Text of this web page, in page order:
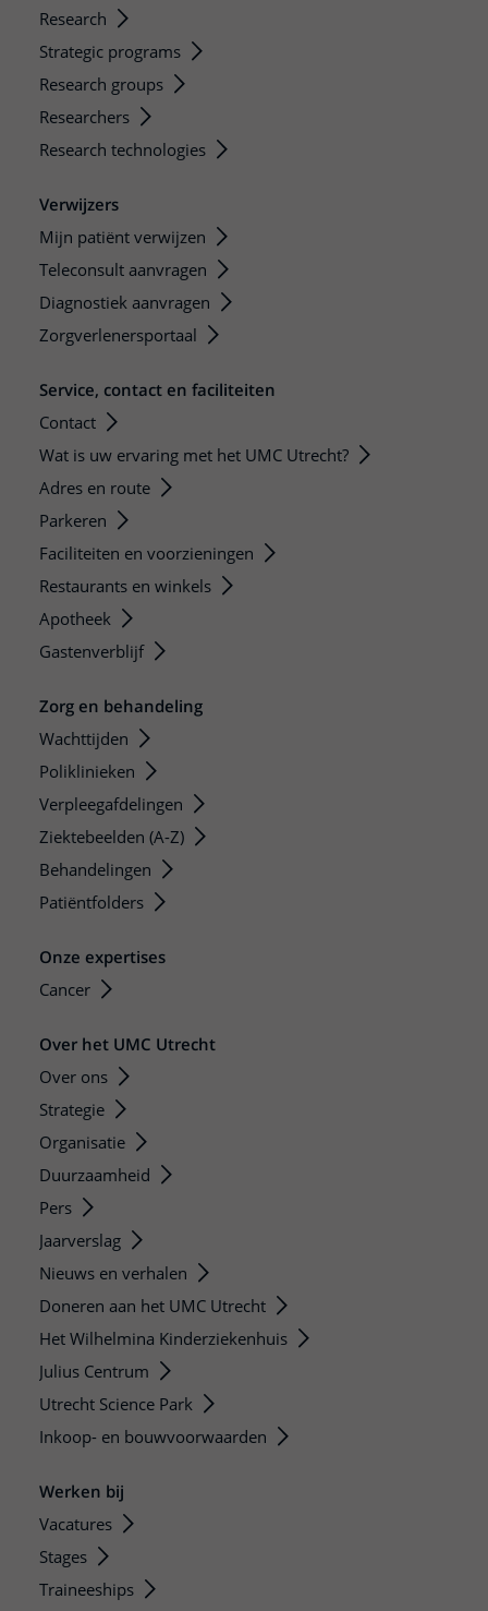
Research
Strategic programs
Research groups
Researchers
Research technologies
Verwijzers
Mijn patiënt verwijzen
Teleconsult aanvragen
Diagnostiek aanvragen
Zorgverlenersportaal
Service, contact en faciliteiten
Contact
Wat is uw ervaring met het UMC Utrecht?
Adres en route
Parkeren
Faciliteiten en voorzieningen
Restaurants en winkels
Apotheek
Gastenverblijf
Zorg en behandeling
Wachttijden
Poliklinieken
Verpleegafdelingen
Ziektebeelden (A-Z)
Behandelingen
Patiëntfolders
Onze expertises
Cancer
Over het UMC Utrecht
Over ons
Strategie
Organisatie
Duurzaamheid
Pers
Jaarverslag
Nieuws en verhalen
Doneren aan het UMC Utrecht
Het Wilhelmina Kinderziekenhuis
Julius Centrum
Utrecht Science Park
Inkoop- en bouwvoorwaarden
Werken bij
Vacatures
Stages
Traineeships